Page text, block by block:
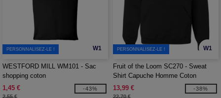
W1
PERSONNALISEZ-LE !
WESTFORD MILL WM101 - Sac
shopping coton
1,45 €
2,55 €
-43%
W1
PERSONNALISEZ-LE !
Fruit of the Loom SC270 - Sweat
Shirt Capuche Homme Coton
13,99 €
22,70 €
-38%